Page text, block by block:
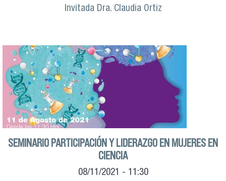
Invitada Dra. Claudia Ortiz
SEMINARIO PARTICIPACIÓN Y LIDERAZGO EN MUJERES EN
CIENCIA
08/11/2021 - 11:30